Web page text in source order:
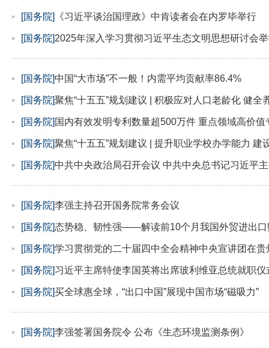
[国务院] 《习近平谈治国理政》中肯读者会在内罗毕举行
[国务院]2025年深入学习贯彻习近平生态文明思想研讨会
[国务院]中国“大市场”不一般！内需平均贡献率86.4%
[国务院]聚焦“十五五”规划建议 | 积极应对人口老龄化 健
[国务院] 国内有效发明专利数量超500万件 重点领域高价
[国务院]聚焦“十五五”规划建议 | 提升职业学校办学能力 建
[国务院]中共中央政治局召开会议 中共中央总书记习近平
[国务院]李强主持召开国务院常务会议
[国务院]态势稳、韧性强——解读前10个月我国外贸进出口
[国务院]学习贯彻党的二十届四中全会精神中央宣讲团在贵
[国务院]习近平主席特使李国英将出席玻利维亚总统就职仪
[国务院]买全球惠全球，“出口中国”展现中国市场“磁吸力”
[国务院]李强签署国务院令 公布《生态环境监测条例》